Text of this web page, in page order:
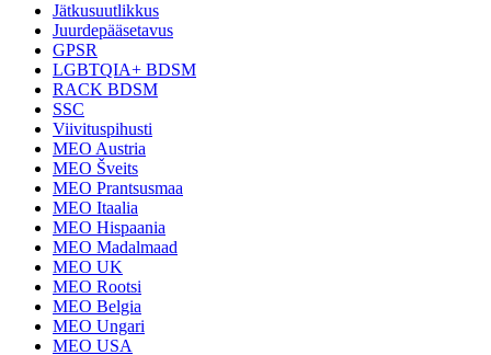
Jätkusuutlikkus
Juurdepääsetavus
GPSR
LGBTQIA+ BDSM
RACK BDSM
SSC
Viivituspihusti
MEO Austria
MEO Šveits
MEO Prantsusmaa
MEO Itaalia
MEO Hispaania
MEO Madalmaad
MEO UK
MEO Rootsi
MEO Belgia
MEO Ungari
MEO USA